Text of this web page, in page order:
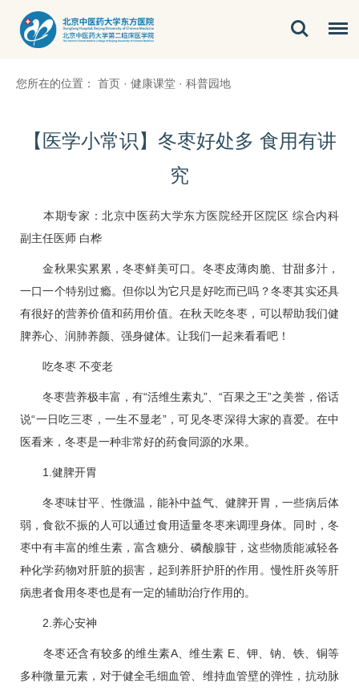
您所在的位置： 首页 · 健康课堂 · 科普园地
【医学小常识】冬枣好处多 食用有讲
究
本期专家：北京中医药大学东方医院经开区院区 综合内科
副主任医师 白桦
金秋果实累累，冬枣鲜美可口。冬枣皮薄肉脆、甘甜多汁，
一口一个特别过瘾。但你以为它只是好吃而已吗？冬枣其实还具
有很好的营养价值和药用价值。在秋天吃冬枣，可以帮助我们健
脾养心、润肺养颜、强身健体。让我们一起来看看吧！
吃冬枣 不变老
冬枣营养极丰富，有“活维生素丸”、“百果之王”之美誉，俗话
说“一日吃三枣，一生不显老”，可见冬枣深得大家的喜爱。在中
医看来，冬枣是一种非常好的药食同源的水果。
1.健脾开胃
冬枣味甘平、性微温，能补中益气、健脾开胃，一些病后体
弱，食欲不振的人可以通过食用适量冬枣来调理身体。同时，冬
枣中有丰富的维生素，富含糖分、磷酸腺苷，这些物质能减轻各
种化学药物对肝脏的损害，起到养肝护肝的作用。慢性肝炎等肝
病患者食用冬枣也是有一定的辅助治疗作用的。
2.养心安神
冬枣还含有较多的维生素A、维生素 E、钾、钠、铁、铜等
多种微量元素，对于健全毛细血管、维持血管壁的弹性，抗动脉